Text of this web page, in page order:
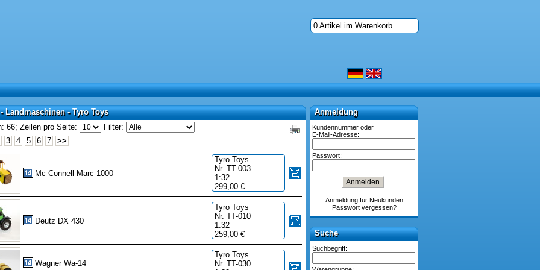
0 Artikel im Warenkorb
Anmeldung
Anmeldung
Kundennummer oder
E-Mail-Adresse:
Passwort:
Anmeldung für Neukunden
Passwort vergessen?
Suche
Suche
Suchbegriff:
Landmaschinen - Tyro Toys
Landmaschinen - Tyro Toys
66; Zeilen pro Seite:
Filter:
3
4 5 6 7 >>
Mc Connell Marc 1000
Tyro Toys
Nr. TT-003
1:32
299,00 €
Deutz DX 430
Tyro Toys
Nr. TT-010
1:32
259,00 €
Wagner Wa-14
Tyro Toys
Nr. TT-030